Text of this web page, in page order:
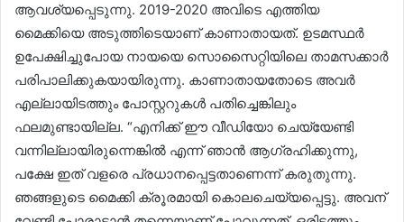
ആവശ്യപ്പെടുന്നു. 2019-2020 അവിടെ എത്തിയ
മൈക്കിയെ അടുത്തിടെയാണ് കാണാതായത്. ഉടമസ്ഥർ
ഉപേക്ഷിച്ചുപോയ നായയെ സൊസൈറ്റിയിലെ താമസക്കാർ
പരിപാലിക്കുകയായിരുന്നു. കാണാതായതോടെ അവർ
എല്ലായിടത്തും പോസ്റ്ററുകൾ പതിച്ചെങ്കിലും
ഫലമുണ്ടായില്ല. “എനിക്ക് ഈ വീഡിയോ ചെയ്യേണ്ടി
വന്നില്ലായിരുന്നെങ്കിൽ എന്ന് ഞാൻ ആഗ്രഹിക്കുന്നു,
പക്ഷേ ഇത് വളരെ പ്രധാനപ്പെട്ടതാണെന്ന് കരുതുന്നു.
ഞങ്ങളുടെ മൈക്കി ക്രൂരമായി കൊലചെയ്യപ്പെട്ടു. അവന്